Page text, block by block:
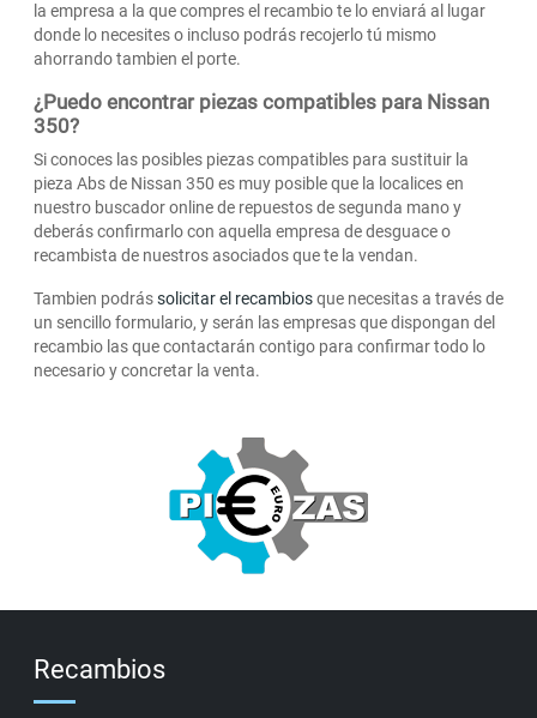
la empresa a la que compres el recambio te lo enviará al lugar
donde lo necesites o incluso podrás recojerlo tú mismo
ahorrando tambien el porte.
¿Puedo encontrar piezas compatibles para Nissan
350?
Si conoces las posibles piezas compatibles para sustituir la
pieza Abs de Nissan 350 es muy posible que la localices en
nuestro buscador online de repuestos de segunda mano y
deberás confirmarlo con aquella empresa de desguace o
recambista de nuestros asociados que te la vendan.
Tambien podrássolicitar el recambiosque necesitas a través de
un sencillo formulario, y serán las empresas que dispongan del
recambio las que contactarán contigo para confirmar todo lo
necesario y concretar la venta.
Recambios